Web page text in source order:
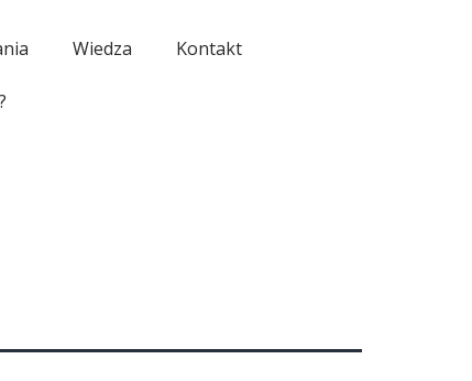
Wiedza Kontakt